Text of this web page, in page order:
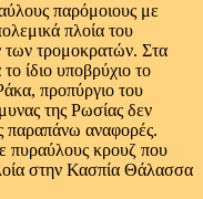
παρόμοιους με
πλοία του
των τρομοκρατών. Στα
ίδιο υποβρύχιο το
προπύργιο του
της Ρωσίας δεν
παραπάνω αναφορές.
πυραύλους κρουζ που
στην Κασπία Θάλασσα